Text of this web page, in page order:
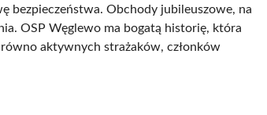
bezpieczeństwa. Obchody jubileuszowe, na
OSP Węglewo ma bogatą historię, która
aktywnych strażaków, członków